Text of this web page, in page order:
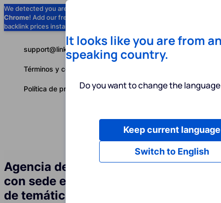
We detected you are using
Chrome! Add our free extension to check
backlink prices instantly as you browse.
Servicios
Español
support@linkbuilder.com
Términos y condiciones
Política de privacidad
Agencia de servicios de link building
con sede en la UE para la industria
de temática militar
It looks like you are from
speaking country.
Do you want to change the
Switch to English
Keep current language